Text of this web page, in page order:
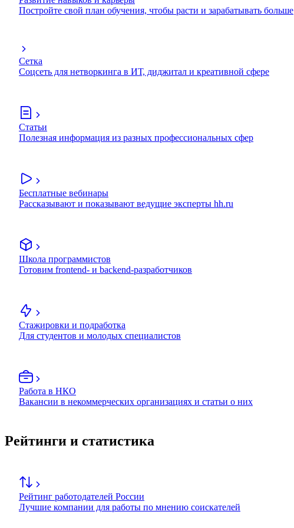
Постройте свой план обучения, чтобы расти и зарабатывать больше
Сетка
Соцсеть для нетворкинга в ИТ, диджитал и креативной сфере
Статьи
Полезная информация из разных профессиональных сфер
Бесплатные вебинары
Рассказывают и показывают ведущие эксперты hh.ru
Школа программистов
Готовим frontend- и backend-разработчиков
Стажировки и подработка
Для студентов и молодых специалистов
Работа в НКО
Вакансии в некоммерческих организациях и статьи о них
Рейтинги и статистика
Рейтинг работодателей России
Лучшие компании для работы по мнению соискателей